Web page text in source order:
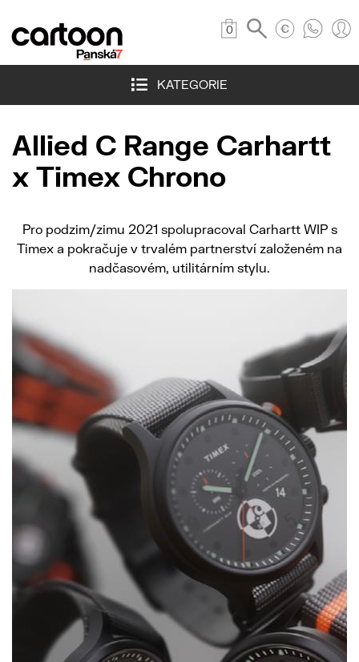
0
KATEGORIE
Allied C Range Carhartt
x Timex Chrono
Pro podzim/zimu 2021 spolupracoval Carhartt WIP s
Timex a pokračuje v trvalém partnerství založeném na
nadčasovém, utilitárním stylu.